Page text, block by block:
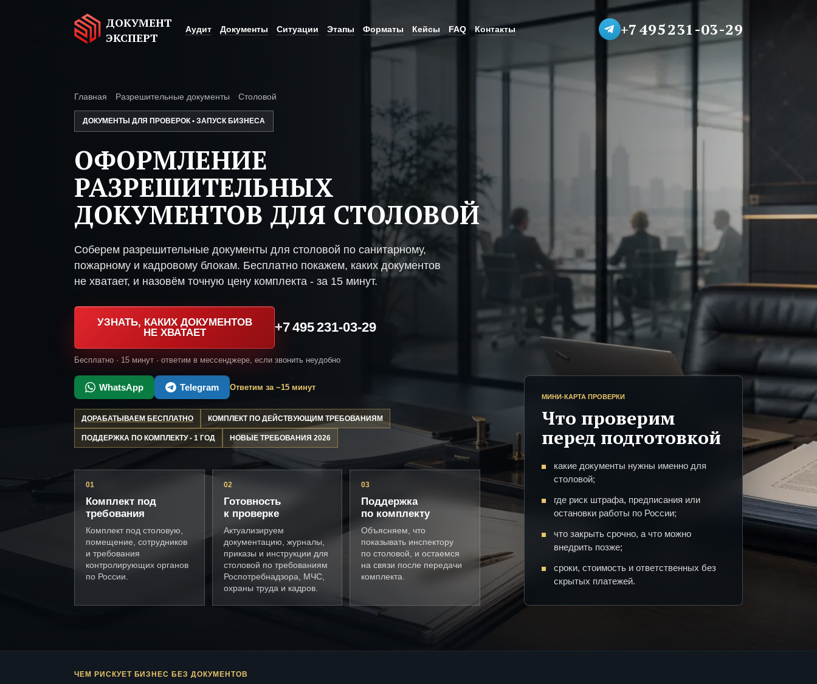
ДОКУМЕНТ
ЭКСПЕРТ
Аудит Документы Ситуации Этапы Форматы Кейсы FAQ Контакты +7 495 231-03-29
Главная Разрешительные документы Столовой
ДОКУМЕНТЫ ДЛЯ ПРОВЕРОК • ЗАПУСК БИЗНЕСА
ОФОРМЛЕНИЕ
РАЗРЕШИТЕЛЬНЫХ
ДОКУМЕНТОВ ДЛЯ СТОЛОВОЙ
Соберем разрешительные документы для столовой по санитарному,
пожарному и кадровому блокам. Бесплатно покажем, каких документов
не хватает, и назовём точную цену комплекта - за 15 минут.
УЗНАТЬ, КАКИХ ДОКУМЕНТОВ
НЕ ХВАТАЕТ
+7 495 231-03-29
Бесплатно · 15 минут · ответим в мессенджере, если звонить неудобно
WhatsApp Telegram Ответим за ~15 минут
ДОРАБАТЫВАЕМ БЕСПЛАТНО КОМПЛЕКТ ПО ДЕЙСТВУЮЩИМ ТРЕБОВАНИЯМ
ПОДДЕРЖКА ПО КОМПЛЕКТУ - 1 ГОД НОВЫЕ ТРЕБОВАНИЯ 2026
01
Комплект под
требования
Комплект под столовую,
помещение, сотрудников
и требования
контролирующих органов
по России.
02
Готовность
к проверке
Актуализируем
документацию, журналы,
приказы и инструкции для
столовой по требованиям
Роспотребнадзора, МЧС,
охраны труда и кадров.
03
Поддержка
по комплекту
Объясняем, что
показывать инспектору
по столовой, и остаемся
на связи после передачи
комплекта.
МИНИ-КАРТА ПРОВЕРКИ
Что проверим
перед подготовкой
какие документы нужны именно для
столовой;
где риск штрафа, предписания или
остановки работы по России;
что закрыть срочно, а что можно
внедрить позже;
сроки, стоимость и ответственных без
скрытых платежей.
ЧЕМ РИСКУЕТ БИЗНЕС БЕЗ ДОКУМЕНТОВ